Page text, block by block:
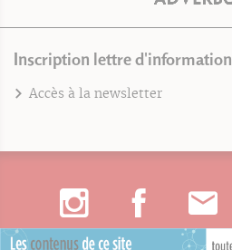
Inscription lettre d'information
Accès à la newsletter